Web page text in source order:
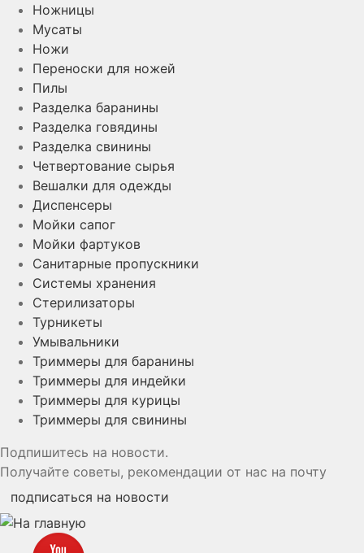
Ножницы
Мусаты
Ножи
Переноски для ножей
Пилы
Разделка баранины
Разделка говядины
Разделка свинины
Четвертование сырья
Вешалки для одежды
Диспенсеры
Мойки сапог
Мойки фартуков
Санитарные пропускники
Системы хранения
Стерилизаторы
Турникеты
Умывальники
Триммеры для баранины
Триммеры для индейки
Триммеры для курицы
Триммеры для свинины
Подпишитесь на новости.
Получайте советы, рекомендации от нас на почту
подписаться на новости